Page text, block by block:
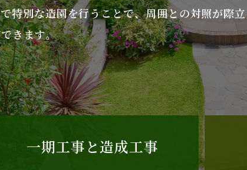
特別な造園を行うことで、周囲との対照が際立
きます。
一期工事と造成工事